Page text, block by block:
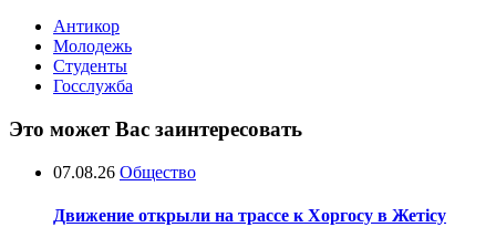
Антикор
Молодежь
Студенты
Госслужба
Это может Вас заинтересовать
07.08.26 Общество
Движение открыли на трассе к Хоргосу в Жетісу